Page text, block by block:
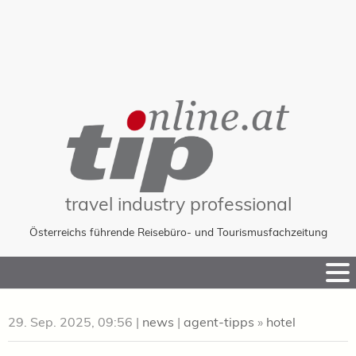
travel industry professional
Österreichs führende Reisebüro- und Tourismusfachzeitung
to
29. Sep. 2025, 09:56 | news | agent-tipps » hotel